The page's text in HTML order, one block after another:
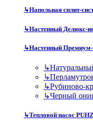
↳Напольная сплит-
↳Настенный Делюкс-
↳Настенный
↳
↳
↳Рубиново-
↳Черный
↳Тепловой насос